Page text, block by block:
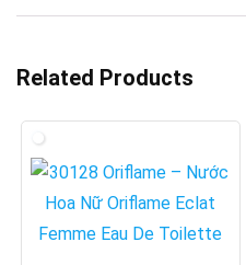
Related Products